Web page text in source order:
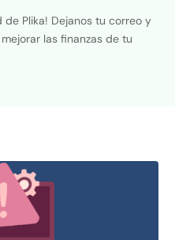
de Plika! Dejanos tu correo y
las finanzas de tu